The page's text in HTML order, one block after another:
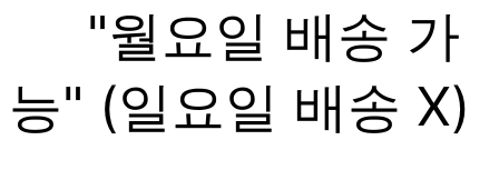
"월요일 배송 가
능" (일요일 배송 X)